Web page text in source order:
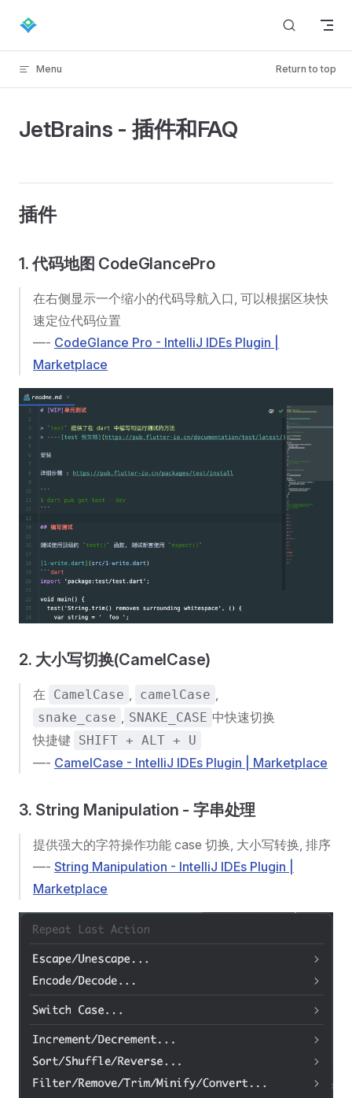
Skip to content
Menu Return to top
JetBrains - 插件和FAQ
插件
1. 代码地图 CodeGlancePro
在右侧显示一个缩小的代码导航入口, 可以根据区块快
速定位代码位置
—- CodeGlance Pro - IntelliJ IDEs Plugin |
Marketplace
2. 大小写切换(CamelCase)
在 CamelCase camelCase
snake_case SNAKE_CASE 中快速切换
快捷键 SHIFT + ALT + U
—- CamelCase - IntelliJ IDEs Plugin | Marketplace
3. String Manipulation - 字串处理
提供强大的字符操作功能 case 切换, 大小写转换, 排序
—- String Manipulation - IntelliJ IDEs Plugin |
Marketplace